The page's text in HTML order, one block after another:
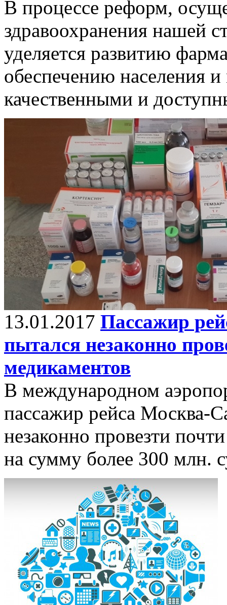
В процессе реформ,
здравоохранения нашей
уделяется развитию
обеспечению населения
качественными и
13.01.2017 Пассажир
пытался незаконно
медикаментов
В международном
пассажир рейса Москва-
незаконно провезти
на сумму более 300 млн.